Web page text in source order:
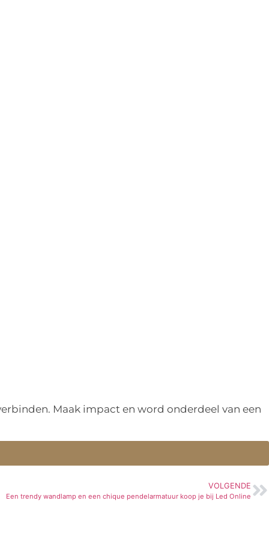
Maak impact en word onderdeel van een
VOLGENDE
Een trendy wandlamp en een chique pendelarmatuur koop je bij Led Online